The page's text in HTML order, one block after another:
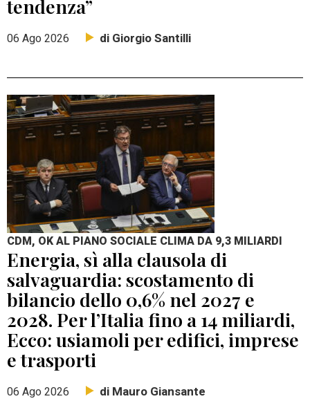
tendenza”
06 Ago 2026 di Giorgio Santilli
CDM, OK AL PIANO SOCIALE CLIMA DA 9,3 MILIARDI
Energia, sì alla clausola di
salvaguardia: scostamento di
bilancio dello 0,6% nel 2027 e
2028. Per l’Italia fino a 14 miliardi,
Ecco: usiamoli per edifici, imprese
e trasporti
06 Ago 2026 di Mauro Giansante